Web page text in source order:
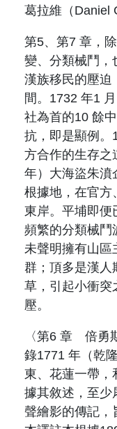
葛拉維（ Daniel
第5、第7 章，
變、分類械鬥，
漢族移民的壓迫
間。 1732 年1
社為首的10 餘
抗，即是顯例。
方合作的生存之
年）大海盜朱
根據地，在官方
東岸。平埔即便
頻繁的分類械鬥
未聲明擁有山區
群；頂多是漢人
草，引起小衝突
壓。
〈第6 章 倍勇
錄1771 年（乾隆
東、花蓮一帶，
據其敘述，至少
聲繪影的傳記，